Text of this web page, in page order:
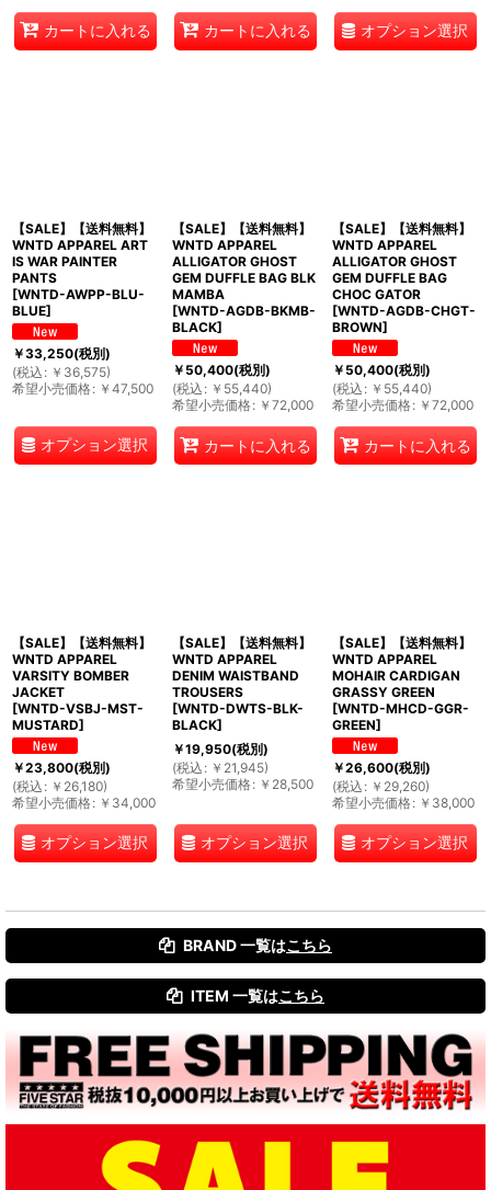
カートに入れる カートに入れる オプション選択
【SALE】【送料無料】
WNTD APPAREL ART
IS WAR PAINTER
PANTS
[WNTD-AWPP-BLU-
BLUE]
￥33,250(税別)
(税込 : ￥ 36,575)
希望小売価格: ￥ 47,500
オプション選択
【SALE】【送料無料】
WNTD APPAREL
ALLIGATOR GHOST
GEM DUFFLE BAG BLK
MAMBA
[WNTD-AGDB-BKMB-
BLACK]
￥50,400(税別)
(税込 : ￥ 55,440)
希望小売価格: ￥ 72,000
カートに入れる
【SALE】【送料無料】
WNTD APPAREL
ALLIGATOR GHOST
GEM DUFFLE BAG
CHOC GATOR
[WNTD-AGDB-CHGT-
BROWN]
￥50,400(税別)
(税込 : ￥ 55,440)
希望小売価格: ￥ 72,000
カートに入れる
【SALE】【送料無料】
WNTD APPAREL
VARSITY BOMBER
JACKET
[WNTD-VSBJ-MST-
MUSTARD]
￥23,800(税別)
(税込 : ￥ 26,180)
希望小売価格: ￥ 34,000
オプション選択
【SALE】【送料無料】
WNTD APPAREL
DENIM WAISTBAND
TROUSERS
[WNTD-DWTS-BLK-
BLACK]
￥19,950(税別)
(税込 : ￥ 21,945)
希望小売価格: ￥ 28,500
オプション選択
【SALE】【送料無料】
WNTD APPAREL
MOHAIR CARDIGAN
GRASSY GREEN
[WNTD-MHCD-GGR-
GREEN]
￥26,600(税別)
(税込 : ￥ 29,260)
希望小売価格: ￥ 38,000
オプション選択
BRAND 一覧はこちら
ITEM 一覧はこちら